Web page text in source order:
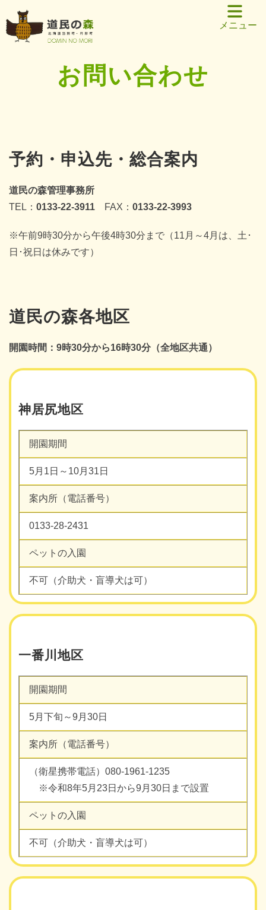
メニュー
お問い合わせ
予約・申込先・総合案内
道民の森管理事務所
TEL： 0133-22-3911 FAX： 0133-22-3993
※午前9時30分から午後4時30分まで（11月～4月は、土･
日･祝日は休みです）
道民の森各地区
開園時間：9時30分から16時30分（全地区共通）
神居尻地区
開園期間
5月1日～10月31日
案内所（電話番号）
0133-28-2431
ペットの入園
不可（介助犬・盲導犬は可）
一番川地区
開園期間
5月下旬～9月30日
案内所（電話番号）
（衛星携帯電話）080-1961-1235
※令和8年5月23日から9月30日まで設置
ペットの入園
不可（介助犬・盲導犬は可）